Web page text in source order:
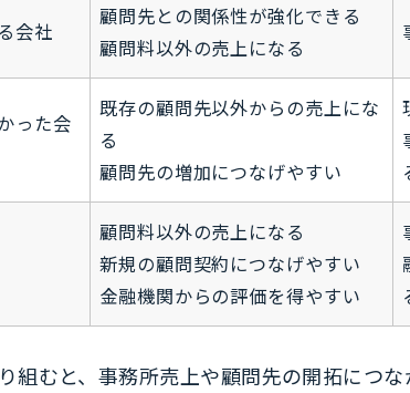
会社
顧問先との関係性が強化できる
顧問料以外の売上になる
った会
既存の顧問先以外からの売上にな
る
顧問先の増加につなげやすい
顧問料以外の売上になる
新規の顧問契約につなげやすい
金融機関からの評価を得やすい
組むと、事務所売上や顧問先の開拓につ